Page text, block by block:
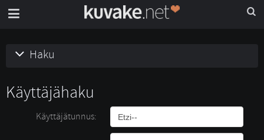
Haku
Käyttäjähaku
Käyttäjätunnus: